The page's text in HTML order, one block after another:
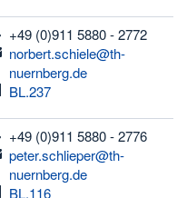
telefon
+49 (0)911 5880 - 2772
email
norbert.schiele@th-
nuernberg.de
Raum
BL.237
telefon
+49 (0)911 5880 - 2776
email
peter.schlieper@th-
nuernberg.de
Raum
BL.116